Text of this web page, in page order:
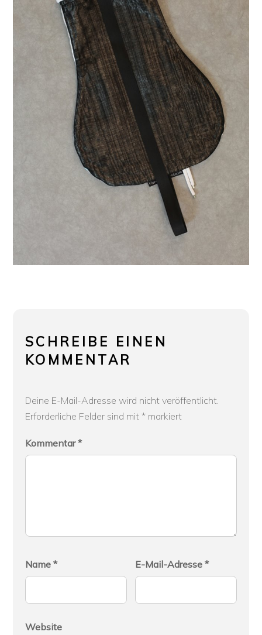
SCHREIBE EINEN
KOMMENTAR
Deine E-Mail-Adresse wird nicht veröffentlicht.
Erforderliche Felder sind mit *markiert
Kommentar*
Name * E-Mail-Adresse*
Website